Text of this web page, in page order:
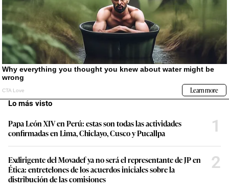
Lo más visto
Papa León XIV en Perú: estas son todas las actividades
confirmadas en Lima, Chiclayo, Cusco y Pucallpa
1
Exdirigente del Movadef ya no será el representante de JP en
Ética: entretelones de los acuerdos iniciales sobre la
distribución de las comisiones
2